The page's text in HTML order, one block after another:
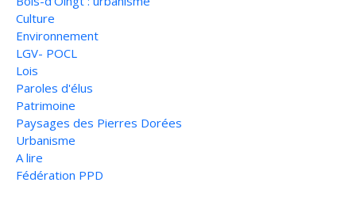
Culture
Environnement
LGV- POCL
Lois
Paroles d'élus
Patrimoine
Paysages des Pierres Dorées
Urbanisme
A lire
Fédération PPD